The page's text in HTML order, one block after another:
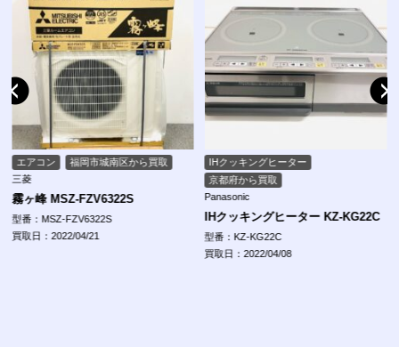
エアコン
福岡市城南区から買取
三菱
霧ヶ峰 MSZ-FZV6322S
型番：MSZ-FZV6322S
買取日：2022/04/21
IHクッキングヒーター
京都府から買取
Panasonic
IHクッキングヒーター KZ-KG22C
型番：KZ-KG22C
買取日：2022/04/08